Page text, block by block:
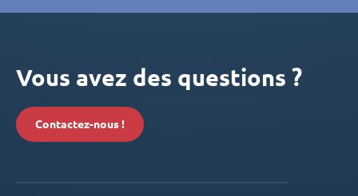
Vous avez des questions ?
Contactez-nous !